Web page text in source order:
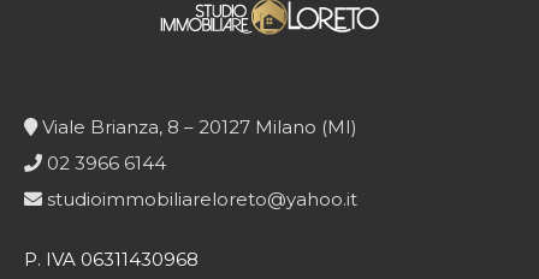
Viale Brianza, 8 – 20127 Milano (MI)
02 3966 6144
studioimmobiliareloreto@yahoo.it
P. IVA 06311430968